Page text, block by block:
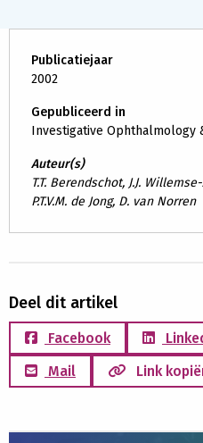
Publicatiejaar
2002
Gepubliceerd in
Investigative Ophthalmology
Auteur(s)
T.T. Berendschot, J.J.
P.T.V.M. de Jong, D. van Norren
Deel dit artikel
Facebook
Mail
Link